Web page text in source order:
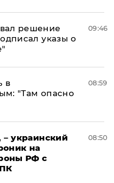
решение
указы о
09:46
в
"Там опасно
08:59
– украинский
на
РФ с
08:50